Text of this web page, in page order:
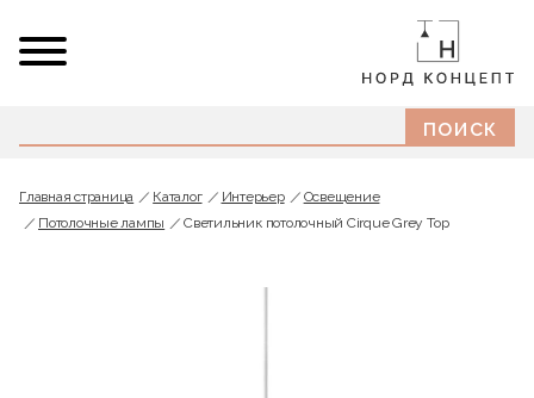
Главная страница Каталог Интерьер
Освещение
Потолочные лампы
Светильник потолочный Cirque Grey Top